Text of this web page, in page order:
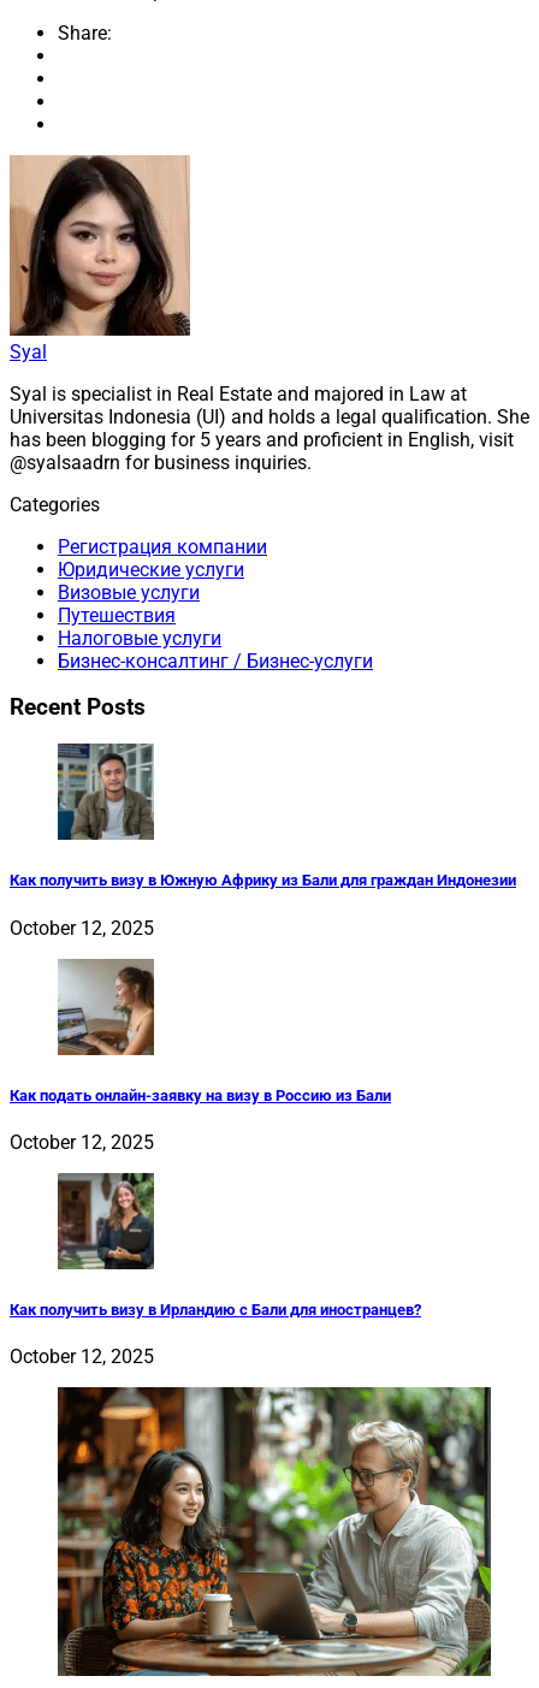
Share:
Syal
Syal is specialist in Real Estate and majored in Law at
Universitas Indonesia (UI) and holds a legal qualification. She
has been blogging for 5 years and proficient in English, visit
@syalsaadrn for business inquiries.
Categories
Регистрация компании
Юридические услуги
Визовые услуги
Путешествия
Налоговые услуги
Бизнес-консалтинг / Бизнес-услуги
Recent Posts
Как получить визу в Южную Африку из Бали для граждан Индонезии
October 12, 2025
Как подать онлайн-заявку на визу в Россию из Бали
October 12, 2025
Как получить визу в Ирландию с Бали для иностранцев?
October 12, 2025